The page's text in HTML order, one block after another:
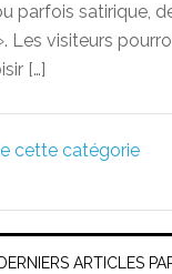
parfois satirique,
Les visiteurs
[…]
cette catégorie
DERNIERS ARTICLES